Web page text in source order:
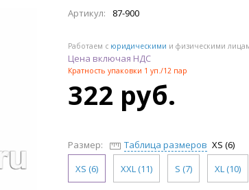
Артикул: 87-900
Работаем с юридическими и физическими
Цена включая НДС
Кратность упаковки 1 уп./12 пар
322 руб.
Размер: Таблица размеров XS (6)
XS (6)
XXL (11) S (7) XL (10)